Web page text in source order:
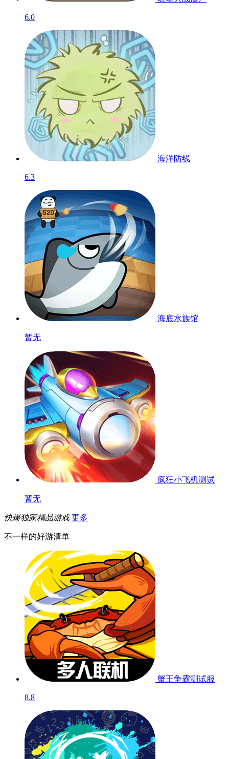
6.0
海洋防线
6.3
海底水族馆
暂无
疯狂小飞机测试
暂无
快爆独家精品游戏 更多
不一样的好游清单
蟹王争霸测试服
8.8